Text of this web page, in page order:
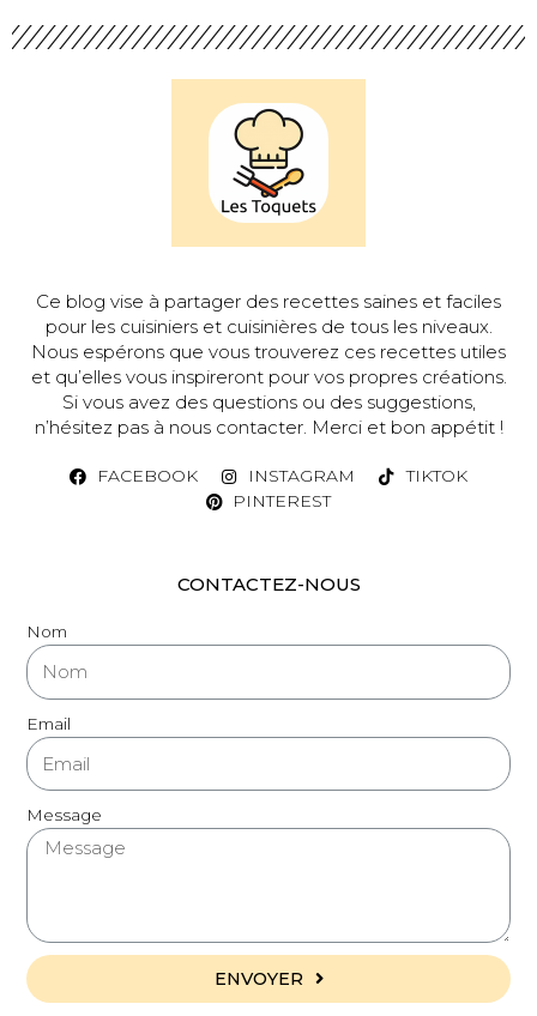
Ce blog vise à partager des recettes saines et faciles
pour les cuisiniers et cuisinières de tous les niveaux.
Nous espérons que vous trouverez ces recettes utiles
et qu’elles vous inspireront pour vos propres créations.
Si vous avez des questions ou des suggestions,
n’hésitez pas à nous contacter. Merci et bon appétit !
FACEBOOK INSTAGRAM
TIKTOK
PINTEREST
CONTACTEZ-NOUS
Nom
Email
Message
ENVOYER